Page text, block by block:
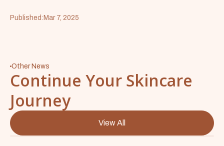
Published: Mar 7, 2025
Other News
Continue Your Skincare
Journey
View All